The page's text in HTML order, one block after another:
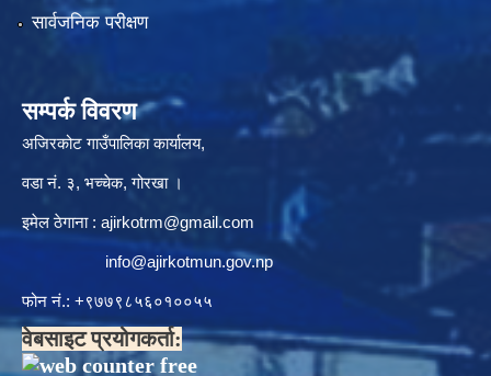
सार्वजनिक परीक्षण
सम्पर्क विवरण
अजिरकोट गाउँपालिका कार्यालय,
वडा नं. ३, भच्चेक, गोरखा ।
इमेल ठेगाना : ajirkotrm@gmail.com
info@ajirkotmun.gov.np
फोन नं.: ‍‌+९७७९८५६०१००५५
वेबसाइट प्रयोगकर्ता: